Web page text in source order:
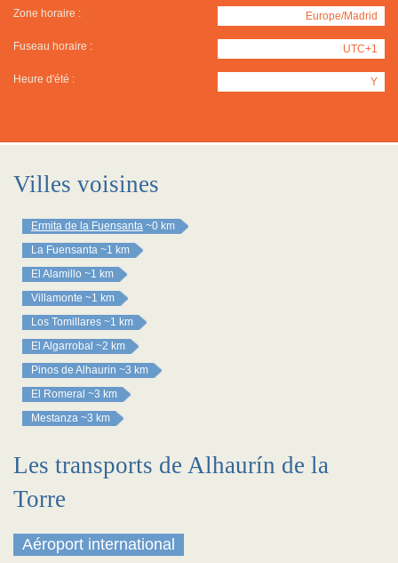
Zone horaire : Europe/Madrid
Fuseau horaire : UTC+1
Heure d'été : Y
Villes voisines
Ermita de la Fuensanta ~0 km
La Fuensanta ~1 km
El Alamillo ~1 km
Villamonte ~1 km
Los Tomillares ~1 km
El Algarrobal ~2 km
Pinos de Alhaurin ~3 km
El Romeral ~3 km
Mestanza ~3 km
Les transports de Alhaurín de la
Torre
Aéroport international